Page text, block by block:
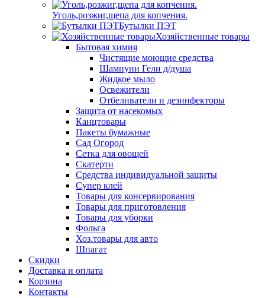
Уголь,розжиг,щепа для копчения.
Бутылки ПЭТ
Хозяйственные товары
Бытовая химия
Чистящие моющие средства
Шампуни Гели д/душа
Жидкое мыло
Освежители
Отбеливатели и дезинфекторы
Защита от насекомых
Канцтовары
Пакеты бумажные
Сад Огород
Сетка для овощей
Скатерти
Средства индивидуальной защиты
Супер клей
Товары для консервирования
Товары для приготовления
Товары для уборки
Фольга
Хоз.товары для авто
Шпагат
Скидки
Доставка и оплата
Корзина
Контакты